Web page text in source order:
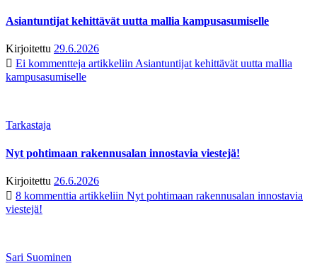
Asiantuntijat kehittävät uutta mallia kampusasumiselle
Kirjoitettu 29.6.2026
Ei kommentteja artikkeliin Asiantuntijat kehittävät uutta mallia
kampusasumiselle
Tarkastaja
Nyt pohtimaan rakennusalan innostavia viestejä!
Kirjoitettu 26.6.2026
8 kommenttia artikkeliin Nyt pohtimaan rakennusalan innostavia
viestejä!
Sari Suominen